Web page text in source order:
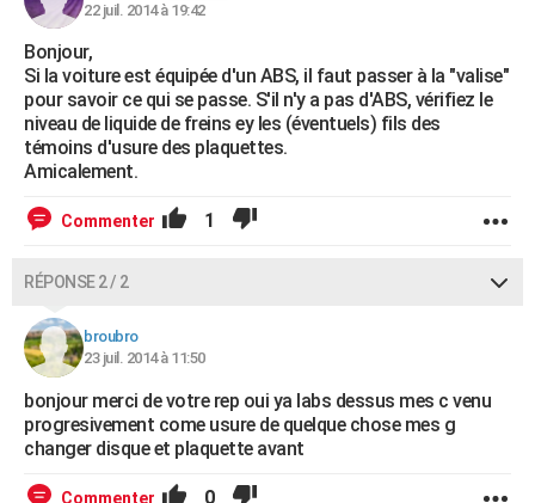
FORUM
Bricolage
Lifestyle
Culture
Sport
Auto
Television
Voyage
Cinema
22 juil. 2014 à 19:42
Bonjour,
Si la voiture est équipée d'un ABS, il faut passer à la "valise"
pour savoir ce qui se passe. S'il n'y a pas d'ABS, vérifiez le
niveau de liquide de freins ey les (éventuels) fils des
témoins d'usure des plaquettes.
Amicalement.
Commenter 1
RÉPONSE 2 / 2
broubro
23 juil. 2014 à 11:50
bonjour merci de votre rep oui ya labs dessus mes c venu
progresivement come usure de quelque chose mes g
changer disque et plaquette avant
Commenter 0